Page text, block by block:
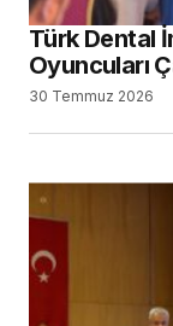
Türk Dental
Oyuncuları
30 Temmuz 2026